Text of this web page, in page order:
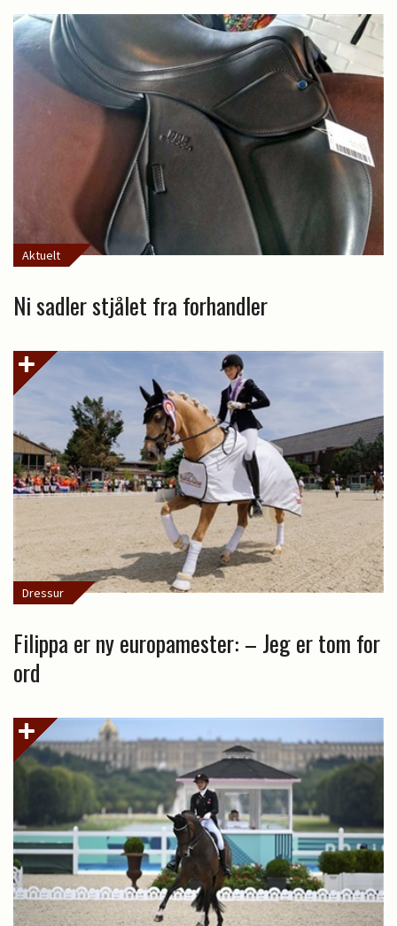
Aktuelt
Ni sadler stjålet fra forhandler
Dressur
Filippa er ny europamester: – Jeg er tom for
ord